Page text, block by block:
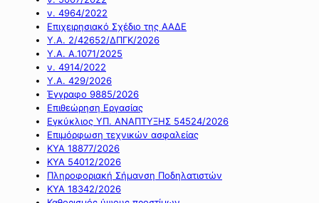
ν. 4964/2022
Επιχειρησιακό Σχέδιο της ΑΑΔΕ
Υ.Α. 2/42652/ΔΠΓΚ/2026
Υ.Α. Α.1071/2025
ν. 4914/2022
Υ.Α. 429/2026
Έγγραφο 9885/2026
Επιθεώρηση Εργασίας
Εγκύκλιος ΥΠ. ΑΝΑΠΤΥΞΗΣ 54524/2026
Επιμόρφωση τεχνικών ασφαλείας
ΚΥΑ 18877/2026
ΚΥΑ 54012/2026
Πληροφοριακή Σήμανση Ποδηλατιστών
ΚΥΑ 18342/2026